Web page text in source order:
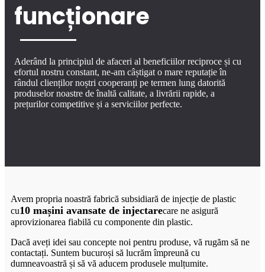
funcționare
Aderând la principiul de afaceri al beneficiilor reciproce și cu
efortul nostru constant, ne-am câștigat o mare reputație în
rândul clienților noștri cooperanți pe termen lung datorită
produselor noastre de înaltă calitate, a livrării rapide, a
prețurilor competitive și a serviciilor perfecte.
Avem propria noastră fabrică subsidiară de injecție de plastic
cu10 mașini avansate de injectarecare ne asigură
aprovizionarea fiabilă cu componente din plastic.
Dacă aveți idei sau concepte noi pentru produse, vă rugăm să ne
contactați. Suntem bucuroși să lucrăm împreună cu
dumneavoastră și să vă aducem produsele mulțumite.